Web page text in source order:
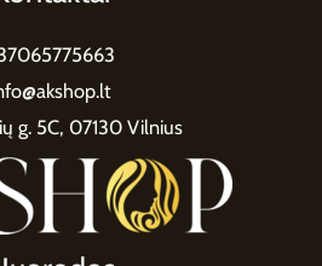
g. 5C, 07130 Vilnius